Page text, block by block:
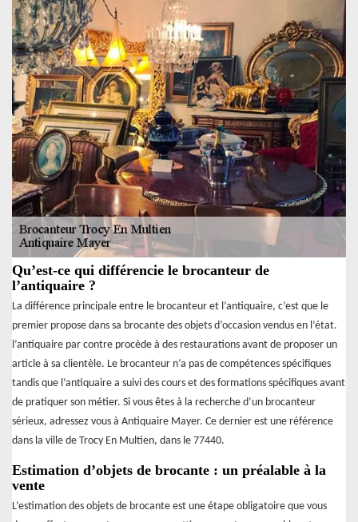
Qu’est-ce qui différencie le brocanteur de
l’antiquaire ?
La différence principale entre le brocanteur et l’antiquaire, c’est que le
premier propose dans sa brocante des objets d’occasion vendus en l’état.
l’antiquaire par contre procède à des restaurations avant de proposer un
article à sa clientèle. Le brocanteur n’a pas de compétences spécifiques
tandis que l’antiquaire a suivi des cours et des formations spécifiques avant
de pratiquer son métier. Si vous êtes à la recherche d’un brocanteur
sérieux, adressez vous à Antiquaire Mayer. Ce dernier est une référence
dans la ville de Trocy En Multien, dans le 77440.
Estimation d’objets de brocante : un préalable à la
vente
L’estimation des objets de brocante est une étape obligatoire que vous